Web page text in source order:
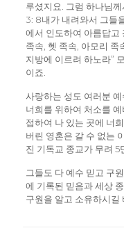
루셨지요. 그럼 하나님
3: 8내가 내려와서 그들
에서 인도하여 아름답고
족속, 헷 족속, 아모리 족
지방에 이르려 하노라”
이죠.
사랑하는 성도 여러분
너희를 위하여 처소를
접하여 나 있는 곳에 너
버린 영혼은 갈 수 없는
진 기독교 종교가 무려 5
그들도 다 예수 믿고 구
에 기록된 믿음과 세상
구원을 알고 소유하시길